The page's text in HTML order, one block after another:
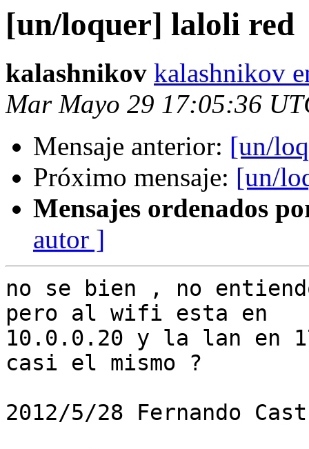
[un/loquer] laloli red
kalashnikov kalashnikov
Mar Mayo 29 17:05:36
Mensaje anterior: [un/
Próximo mensaje: [un/
Mensajes ordenados
autor ]
no se bien , no
pero al wifi esta en
10.0.0.20 y la lan en
casi el mismo ?
2012/5/28 Fernando